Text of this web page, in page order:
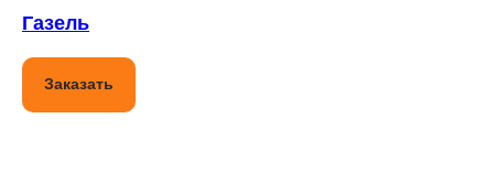
Газель
Заказать